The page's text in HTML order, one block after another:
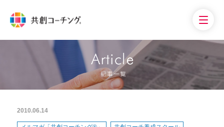
2010.06.14